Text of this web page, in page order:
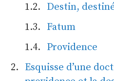
Destin,
Fatum
Providence
Esquisse d’une